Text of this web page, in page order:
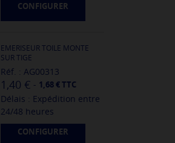
CONFIGURER
EMERISEUR TOILE MONTE
SUR TIGE
Réf. : AG00313
1,40 € - 1,68 € TTC
Délais : Expédition entre
24/48 heures
CONFIGURER